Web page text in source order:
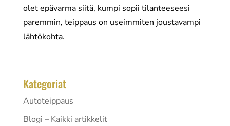
olet epävarma siitä, kumpi sopii tilanteeseesi
paremmin, teippaus on useimmiten joustavampi
lähtökohta.
Kategoriat
Autoteippaus
Blogi – Kaikki artikkelit